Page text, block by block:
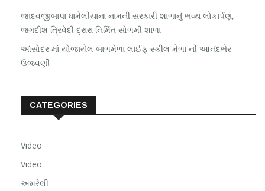
જાદવજીબાપા ધામેલીયાના નામની સરકારી શાળાનું ભવ્ય લોકાર્પણ,
જગદીશ ત્રિવેદી દ્રારા નિર્મિત સોળમી શાળા
આંસોદર માં યોજાયેલ બાળમેળા લાઈફ સ્કીલ મેળા ની આનંદભેર
ઉજવણી
CATEGORIES
Video
Video
અમરેલી